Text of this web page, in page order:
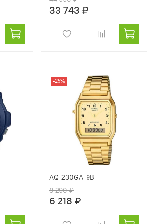
33 743 ₽
-25%
AQ-230GA-9B
8 290 ₽
6 218 ₽